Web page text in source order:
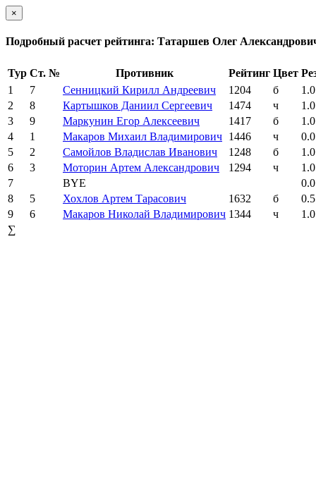
×
Подробный расчет рейтинга: Татаршев Олег
Тур Ст. № Противник Рейтинг Цвет
1
7 Сенницкий Кирилл Андреевич 1204 б
1.0
2
8 Картышков Даниил Сергеевич 1474 ч
1.0
3
9 Маркунин Егор Алексеевич 1417 б
1.0
4
1 Макаров Михаил Владимирович 1446 ч
0.0
5
2 Самойлов Владислав Иванович 1248 б
1.0
6
3 Моторин Артем Александрович 1294 ч
1.0
7
BYE
0.0
8
5 Хохлов Артем Тарасович 1632 б
0.5
9
6 Макаров Николай Владимирович 1344 ч
1.0
∑